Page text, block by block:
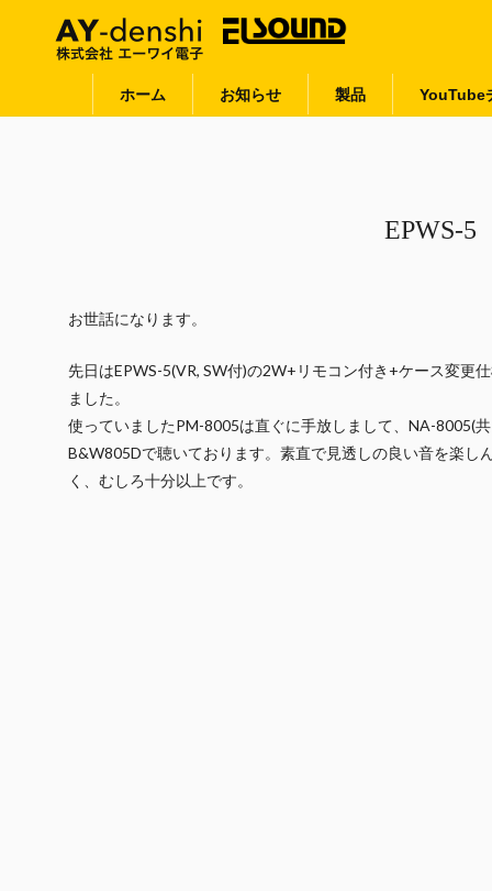
ホーム お知らせ 製品 YouTube
EPWS-5
お世話になります。
先日はEPWS-5(VR, SW付)の2W+リモコン付き+ケース変更
ました。
使っていましたPM-8005は直ぐに手放しまして、NA-8005(
B&W805Dで聴いております。素直で見透しの良い音を楽し
く、むしろ十分以上です。